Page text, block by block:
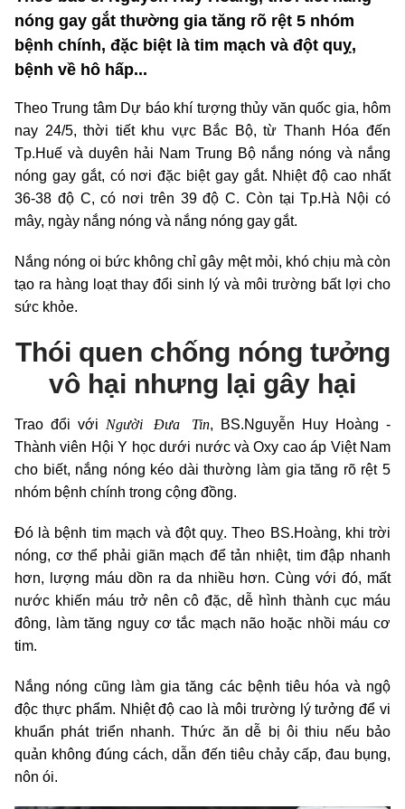
nóng gay gắt thường gia tăng rõ rệt 5 nhóm
bệnh chính, đặc biệt là tim mạch và đột quỵ,
bệnh về hô hấp...
Theo Trung tâm Dự báo khí tượng thủy văn quốc gia, hôm
nay 24/5, thời tiết khu vực Bắc Bộ, từ Thanh Hóa đến
Tp.Huế và duyên hải Nam Trung Bộ nắng nóng và nắng
nóng gay gắt, có nơi đặc biệt gay gắt. Nhiệt độ cao nhất
36-38 độ C, có nơi trên 39 độ C. Còn tại Tp.Hà Nội có
mây, ngày nắng nóng và nắng nóng gay gắt.
Nắng nóng oi bức không chỉ gây mệt mỏi, khó chịu mà còn
tạo ra hàng loạt thay đổi sinh lý và môi trường bất lợi cho
sức khỏe.
Thói quen chống nóng tưởng
vô hại nhưng lại gây hại
Trao đổi với Người Đưa Tin, BS.Nguyễn Huy Hoàng -
Thành viên Hội Y học dưới nước và Oxy cao áp Việt Nam
cho biết, nắng nóng kéo dài thường làm gia tăng rõ rệt 5
nhóm bệnh chính trong cộng đồng.
Đó là bệnh tim mạch và đột quỵ. Theo BS.Hoàng, khi trời
nóng, cơ thể phải giãn mạch để tản nhiệt, tim đập nhanh
hơn, lượng máu dồn ra da nhiều hơn. Cùng với đó, mất
nước khiến máu trở nên cô đặc, dễ hình thành cục máu
đông, làm tăng nguy cơ tắc mạch não hoặc nhồi máu cơ
tim.
Nắng nóng cũng làm gia tăng các bệnh tiêu hóa và ngộ
độc thực phẩm. Nhiệt độ cao là môi trường lý tưởng để vi
khuẩn phát triển nhanh. Thức ăn dễ bị ôi thiu nếu bảo
quản không đúng cách, dẫn đến tiêu chảy cấp, đau bụng,
nôn ói.